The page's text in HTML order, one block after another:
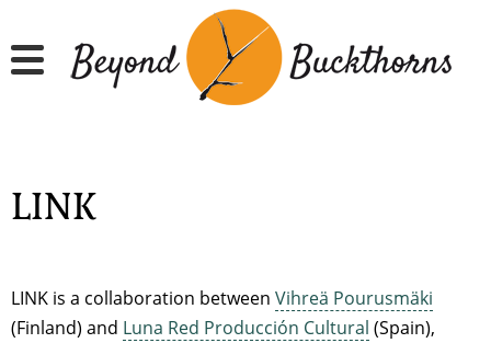
pääsisältöön
LINK
LINK is a collaboration between Vihreä Pourusmäki
(Finland) and Luna Red Producción Cultural (Spain),